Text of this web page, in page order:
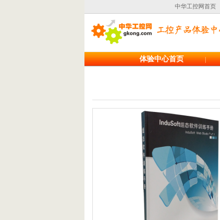
中华工控网首页
体验中心首页 |